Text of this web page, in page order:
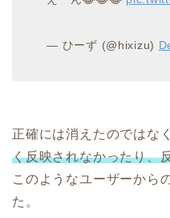
— ひーず (@hixizu)
正確には消えたのではな
く反映されなかったり、
このようなユーザーから
た。